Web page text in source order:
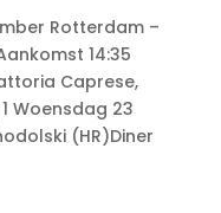
Rotterdam –
14:35
Caprese,
Woensdag 23
(HR)Diner